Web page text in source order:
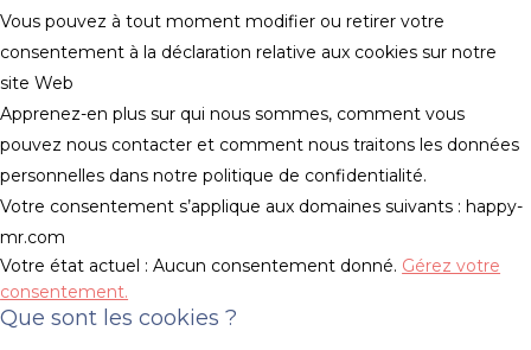
Vous pouvez à tout moment modifier ou retirer votre
consentement à la déclaration relative aux cookies sur notre
site Web
Apprenez-en plus sur qui nous sommes, comment vous
pouvez nous contacter et comment nous traitons les données
personnelles dans notre politique de confidentialité.
Votre consentement s’applique aux domaines suivants : happy-
mr.com
Votre état actuel : Aucun consentement donné. Gérez votre
consentement.
Que sont les cookies ?